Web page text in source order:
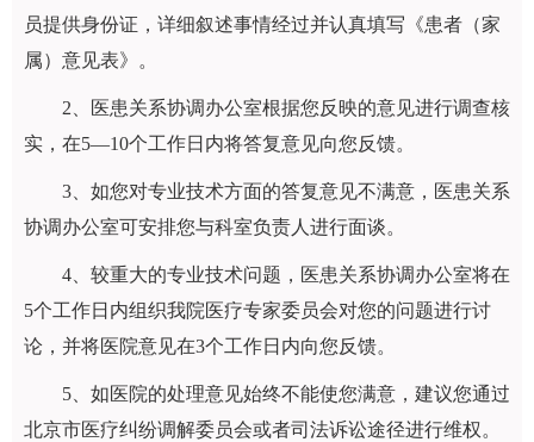
员提供身份证，详细叙述事情经过并认真填写《患者（家
属）意见表》。
2 、医患关系协调办公室根据您反映的意见进行调查核
实，在5—10个工作日内将答复意见向您反馈。
3 、如您对专业技术方面的答复意见不满意，医患关系
协调办公室可安排您与科室负责人进行面谈。
4 、较重大的专业技术问题，医患关系协调办公室将在
5个工作日内组织我院医疗专家委员会对您的问题进行讨
论，并将医院意见在3个工作日内向您反馈。
5 、如医院的处理意见始终不能使您满意，建议您通过
北京市医疗纠纷调解委员会或者司法诉讼途径进行维权。